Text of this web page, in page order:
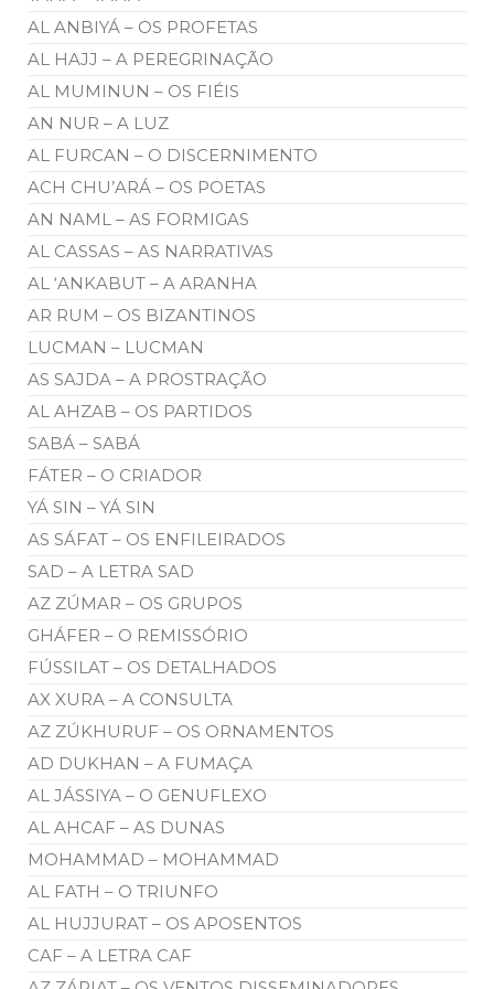
AL ANBIYÁ – OS PROFETAS
AL HAJJ – A PEREGRINAÇÃO
AL MUMINUN – OS FIÉIS
AN NUR – A LUZ
AL FURCAN – O DISCERNIMENTO
ACH CHU’ARÁ – OS POETAS
AN NAML – AS FORMIGAS
AL CASSAS – AS NARRATIVAS
AL ‘ANKABUT – A ARANHA
AR RUM – OS BIZANTINOS
LUCMAN – LUCMAN
AS SAJDA – A PROSTRAÇÃO
AL AHZAB – OS PARTIDOS
SABÁ – SABÁ
FÁTER – O CRIADOR
YÁ SIN – YÁ SIN
AS SÁFAT – OS ENFILEIRADOS
SAD – A LETRA SAD
AZ ZÚMAR – OS GRUPOS
GHÁFER – O REMISSÓRIO
FÚSSILAT – OS DETALHADOS
AX XURA – A CONSULTA
AZ ZÚKHURUF – OS ORNAMENTOS
AD DUKHAN – A FUMAÇA
AL JÁSSIYA – O GENUFLEXO
AL AHCAF – AS DUNAS
MOHAMMAD – MOHAMMAD
AL FATH – O TRIUNFO
AL HUJJURAT – OS APOSENTOS
CAF – A LETRA CAF